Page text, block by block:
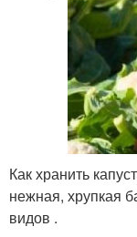
Как хранить
нежная, хрупкая
видов .